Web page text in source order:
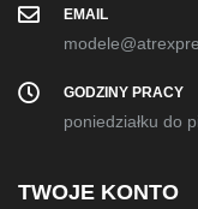
EMAIL
GODZINY PRACY
poniedziałku do
TWOJE KONTO